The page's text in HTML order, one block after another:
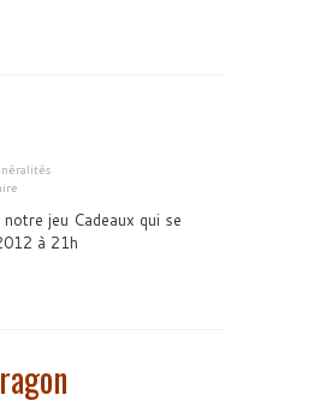
jeu Cadeaux qui se
à 21h